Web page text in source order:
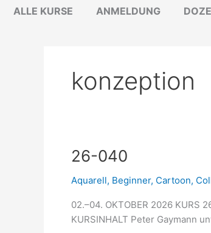
ZumALLE KURSE ANMELDUNG
konzeption
26-040
Aquarell, Beginner, Cartoon,
02.–04. OKTOBER 2026
KURSINHALT Peter Gaymann
26-